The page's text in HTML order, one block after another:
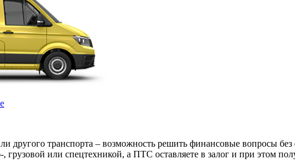
другого транспорта – возможность решить финансовые вопросы
грузовой или спецтехникой, а ПТС оставляете в залог и при этом